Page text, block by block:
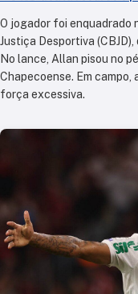
O jogador foi enquadrado
Justiça Desportiva
No lance, Allan pisou no
Chapecoense. Em
força excessiva.